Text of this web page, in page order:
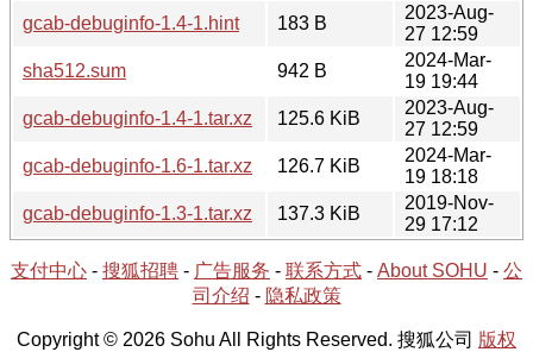
gcab-debuginfo-1.4-1.hint
183 B
2023-Aug-
27 12:59
sha512.sum
942 B
2024-Mar-
19 19:44
gcab-debuginfo-1.4-1.tar.xz
125.6 KiB
2023-Aug-
27 12:59
gcab-debuginfo-1.6-1.tar.xz
126.7 KiB
2024-Mar-
19 18:18
gcab-debuginfo-1.3-1.tar.xz
137.3 KiB
2019-Nov-
29 17:12
支付中心 - 搜狐招聘 - 广告服务 - 联系方式 - About SOHU - 公
司介绍 - 隐私政策
Copyright © 2026 Sohu All Rights Reserved. 搜狐公司 版权